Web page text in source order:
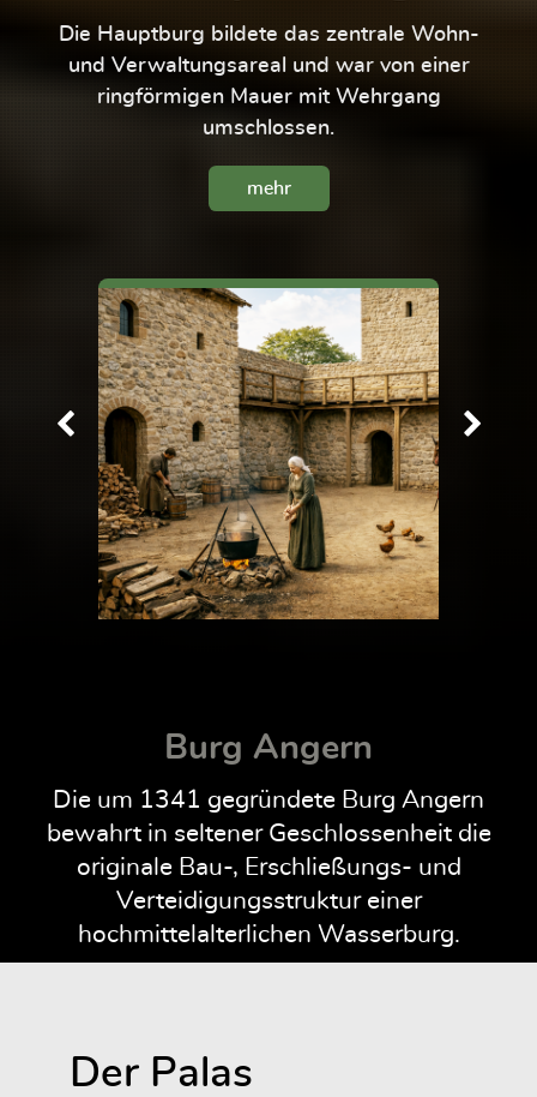
Die Hauptburg bildete das zentrale Wohn-
und Verwaltungsareal und war von einer
ringförmigen Mauer mit Wehrgang
umschlossen.
mehr
Burg Angern
Die um 1341 gegründete Burg Angern
bewahrt in seltener Geschlossenheit die
originale Bau-, Erschließungs- und
Verteidigungsstruktur einer
hochmittelalterlichen Wasserburg.
Der Palas